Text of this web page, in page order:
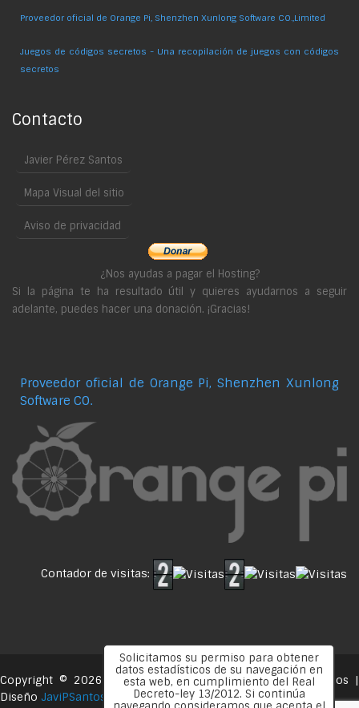
Proveedor oficial de Orange Pi, Shenzhen Xunlong Software CO.,Limited
Juegos de códigos secretos - Una recopilación de juegos con códigos
secretos
Contacto
Javier Pérez Santos
Mapa Visual del sitio
Aviso de privacidad
¿Nos ayudas a pagar el Hosting?
Si la página te ha resultado útil y quieres ayudarnos a seguir
adelante, puedes hacer una donación. ¡Gracias!
Proveedor oficial de Orange Pi, Shenzhen Xunlong
Software CO.
Contador de visitas:
Copyright © 2026 desde 2016. Todos los derechos reservados |
Diseño JaviPSantos
Solicitamos su permiso para obtener
datos estadísticos de su navegación en
esta web, en cumplimiento del Real
Decreto-ley 13/2012. Si continúa